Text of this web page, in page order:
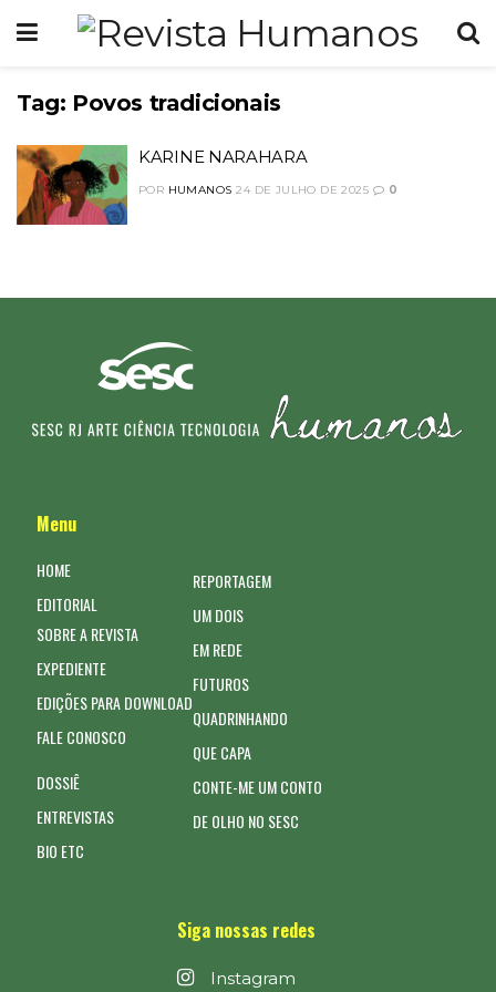
Tag: Povos tradicionais
KARINE NARAHARA
POR HUMANOS 24 DE JULHO DE 2025 0
Menu
HOME
EDITORIAL
SOBRE A REVISTA
EXPEDIENTE
EDIÇÕES PARA DOWNLOAD
FALE CONOSCO
DOSSIÊ
ENTREVISTAS
BIO ETC
REPORTAGEM
UM DOIS
EM REDE
FUTUROS
QUADRINHANDO
QUE CAPA
CONTE-ME UM CONTO
DE OLHO NO SESC
Siga nossas redes
Instagram